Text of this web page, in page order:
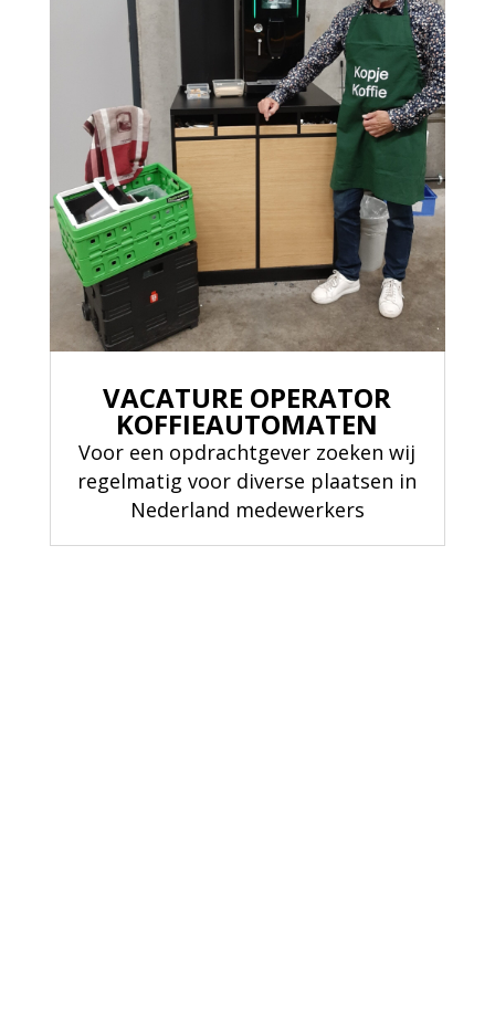
VACATURE OPERATOR
KOFFIEAUTOMATEN
Voor een opdrachtgever zoeken wij
regelmatig voor diverse plaatsen in
Nederland medewerkers